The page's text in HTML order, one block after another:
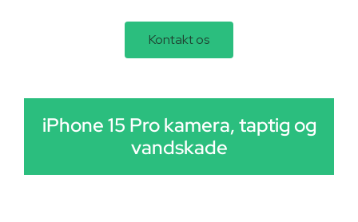
Kontakt os
iPhone 15 Pro kamera, taptig og
vandskade